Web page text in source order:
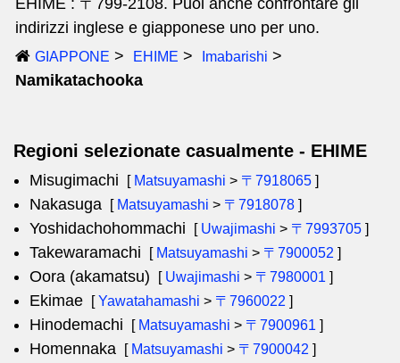
EHIME : 〒799-2108. Puoi anche confrontare gli
indirizzi inglese e giapponese uno per uno.
GIAPPONE EHIME Imabarishi
Namikatachooka
Regioni selezionate casualmente - EHIME
Misugimachi [ Matsuyamashi > 〒7918065 ]
Nakasuga [ Matsuyamashi > 〒7918078 ]
Yoshidachohommachi [ Uwajimashi > 〒7993705 ]
Takewaramachi [ Matsuyamashi > 〒7900052 ]
Oora (akamatsu) [ Uwajimashi > 〒7980001 ]
Ekimae [Yawatahamashi > 〒7960022 ]
Hinodemachi [ Matsuyamashi > 〒7900961 ]
Homennaka [ Matsuyamashi > 〒7900042 ]